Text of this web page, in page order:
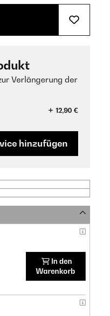
Verlängerung der
12,90 €
hinzufügen
In den
Warenkorb